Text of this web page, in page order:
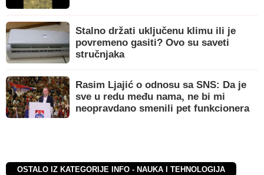
Stalno držati uključenu klimu ili je
povremeno gasiti? Ovo su saveti
stručnjaka
Rasim Ljajić o odnosu sa SNS: Da je
sve u redu među nama, ne bi mi
neopravdano smenili pet funkcionera
OSTALO IZ KATEGORIJE INFO - NAUKA I TEHNOLOGIJA